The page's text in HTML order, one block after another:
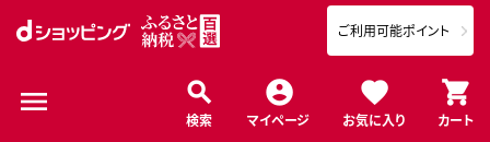
検索 マイページ お気に入り カート
ご利用可能ポイント